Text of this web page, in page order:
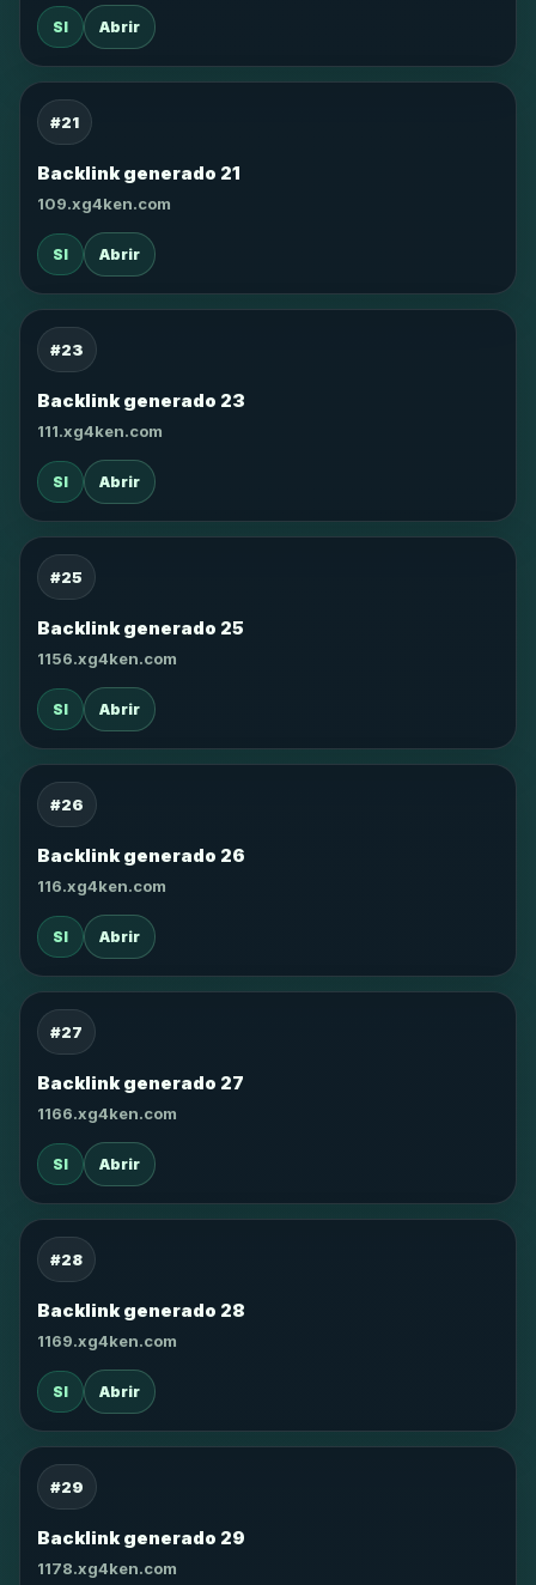
SI Abrir
#21
Backlink generado 21
109.xg4ken.com
SI Abrir
#23
Backlink generado 23
111.xg4ken.com
SI Abrir
#25
Backlink generado 25
1156.xg4ken.com
SI Abrir
#26
Backlink generado 26
116.xg4ken.com
SI Abrir
#27
Backlink generado 27
1166.xg4ken.com
SI Abrir
#28
Backlink generado 28
1169.xg4ken.com
SI Abrir
#29
Backlink generado 29
1178.xg4ken.com